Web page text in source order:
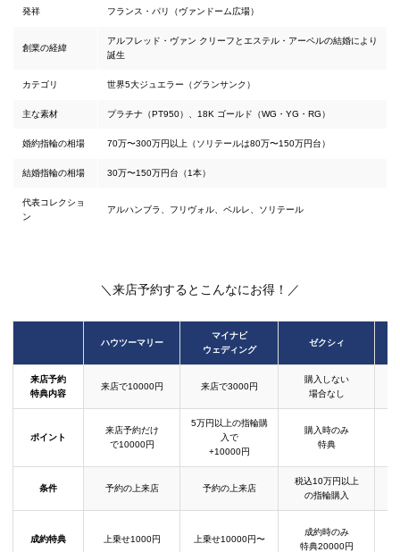
発祥 フランス・パリ（ヴァンドーム広場）
創業の経緯
アルフレッド・ヴァン クリーフとエステル・アーペルの結婚により
誕生
カテゴリ 世界5大ジュエラー（グランサンク）
主な素材 プラチナ（PT950）、18K ゴールド（WG・YG・RG）
婚約指輪の相場 70万〜300万円以上（ソリテールは80万〜150万円台）
結婚指輪の相場 30万〜150万円台（1本）
代表コレクショ
ン
アルハンブラ、フリヴォル、ペルレ、ソリテール
＼来店予約するとこんなにお得！／
ハウツーマリー
マイナビ
ウェディング
ゼクシィ
来店予約
特典内容
来店で10000円 来店で3000円
購入しない
場合なし
ポイント
来店予約だけ
で10000円
5万円以上の指輪購
入で
+10000円
購入時のみ
特典
条件 予約の上来店 予約の上来店
税込10万円以上
の指輪購入
成約特典 上乗せ1000円 上乗せ10000円〜
成約時のみ
特典20000円